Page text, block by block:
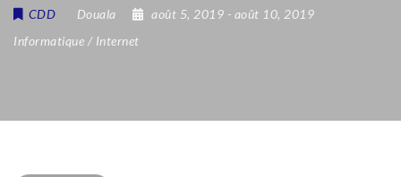
CDD Douala août 5, 2019 - août 10, 2019
Informatique / Internet